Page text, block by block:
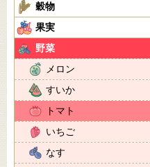
穀物
果実
野菜
メロン
すいか
トマト
いちご
なす